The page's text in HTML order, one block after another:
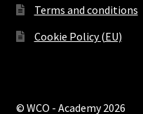
Terms and conditions
Cookie Policy (EU)
© WCO - Academy 2026